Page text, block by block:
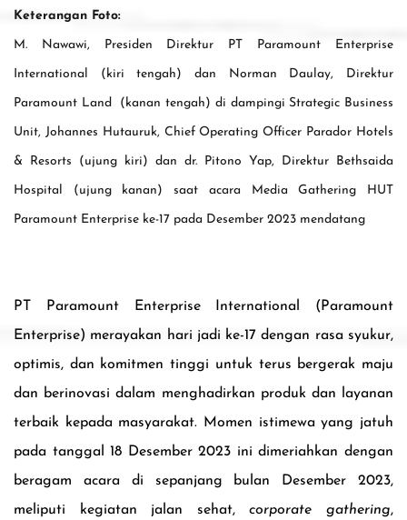
Keterangan Foto:
M. Nawawi, Presiden Direktur PT Paramount Enterprise
International (kiri tengah) dan Norman Daulay, Direktur
Paramount Land (kanan tengah) di dampingi Strategic Business
Unit, Johannes Hutauruk, Chief Operating Officer Parador Hotels
& Resorts (ujung kiri) dan dr. Pitono Yap, Direktur Bethsaida
Hospital (ujung kanan) saat acara Media Gathering HUT
Paramount Enterprise ke-17 pada Desember 2023 mendatang
PT Paramount Enterprise International (Paramount
Enterprise) merayakan hari jadi ke-17 dengan rasa syukur,
optimis, dan komitmen tinggi untuk terus bergerak maju
dan berinovasi dalam menghadirkan produk dan layanan
terbaik kepada masyarakat. Momen istimewa yang jatuh
pada tanggal 18 Desember 2023 ini dimeriahkan dengan
beragam acara di sepanjang bulan Desember 2023,
meliputi kegiatan jalan sehat,corporate gathering,